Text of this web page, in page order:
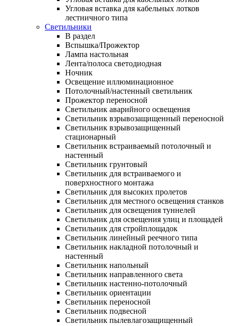
Угловая вставка для кабельных лотков
лестничного типа
Светильники
В раздел
Вспышка/Прожектор
Лампа настольная
Лента/полоса светодиодная
Ночник
Освещение иллюминационное
Потолочный/настенный светильник
Прожектор переносной
Светильник аварийного освещения
Светильник взрывозащищенный переносной
Светильник взрывозащищенный
стационарный
Светильник встраиваемый потолочный и
настенный
Светильник грунтовый
Светильник для встраиваемого и
поверхностного монтажа
Светильник для высоких пролетов
Светильник для местного освещения станков
Светильник для освещения туннелей
Светильник для освещения улиц и площадей
Светильник для стройплощадок
Светильник линейный реечного типа
Светильник накладной потолочный и
настенный
Светильник напольный
Светильник направленного света
Светильник настенно-потолочный
Светильник ориентации
Светильник переносной
Светильник подвесной
Светильник пылевлагозащищенный